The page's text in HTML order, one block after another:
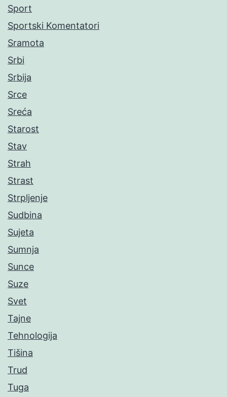
Sport
Sportski Komentatori
Sramota
Srbi
Srbija
Srce
Sreća
Starost
Stav
Strah
Strast
Strpljenje
Sudbina
Sujeta
Sumnja
Sunce
Suze
Svet
Tajne
Tehnologija
Tišina
Trud
Tuga